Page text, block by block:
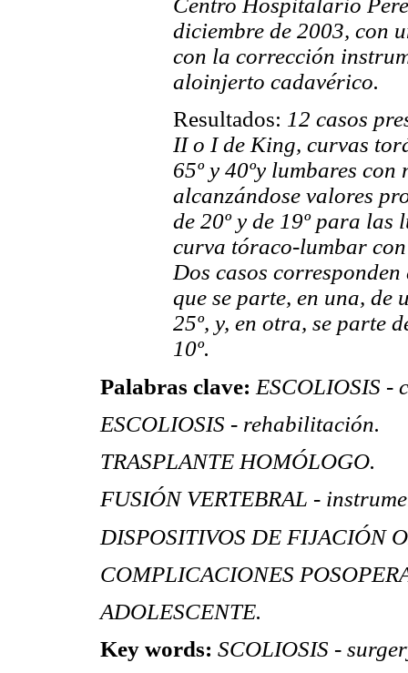
Centro Hospitalario
diciembre de 2003, con
con la corrección
aloinjerto cadavérico.
Resultados: 12 casos
II o I de King, curvas
65º y 40ºy lumbares con
alcanzándose valores
de 20º y de 19º para las
curva tóraco-lumbar
Dos casos
que se parte, en una, de
25º, y, en otra, se parte
10º.
Palabras clave: ESCOLIOSIS -
ESCOLIOSIS - rehabilitación.
TRASPLANTE HOMÓLOGO.
FUSIÓN VERTEBRAL -
DISPOSITIVOS DE FIJACIÓN
COMPLICACIONES
ADOLESCENTE.
Key words: SCOLIOSIS -